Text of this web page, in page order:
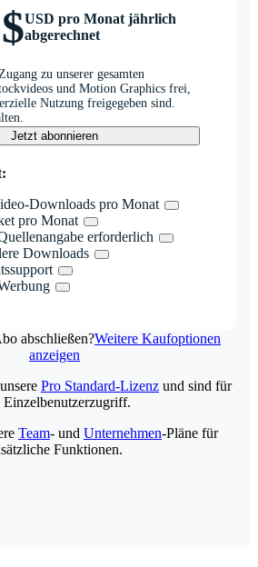
USD pro Monat jährlich
abgerechnet
zu unserer gesamten
und Motion Graphics frei,
Nutzung freigegeben sind.
Jetzt abonnieren
Downloads pro Monat
pro Monat
erforderlich
Downloads
abschließen?Weitere Kaufoptionen
anzeigen
Pro Standard-Lizenz und sind für
Einzelbenutzerzugriff.
Team- und Unternehmen-Pläne für
Funktionen.